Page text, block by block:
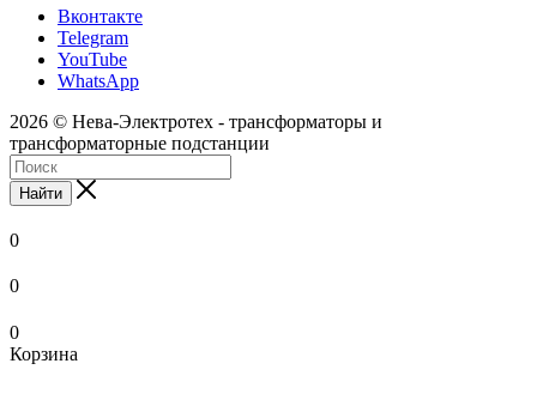
Вконтакте
Telegram
YouTube
WhatsApp
2026 © Нева-Электротех - трансформаторы и
трансформаторные подстанции
Найти
0
0
0
Корзина